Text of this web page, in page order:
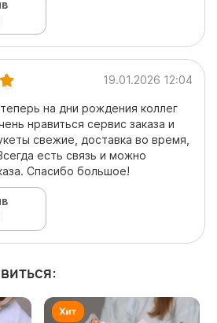
19.01.2026 12:04
на дни рождения коллег
нравиться сервис заказа и
свежие, доставка во время,
есть связь и можно
Спасибо большое!